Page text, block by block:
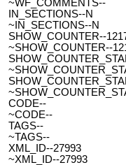
~WF_COMMENTS--
IN_SECTIONS--N
~IN_SECTIONS--N
SHOW_COUNTER--
~SHOW_COUNTER--
CODE--
~CODE--
TAGS--
~TAGS--
XML_ID--27993
~XML_ID--27993